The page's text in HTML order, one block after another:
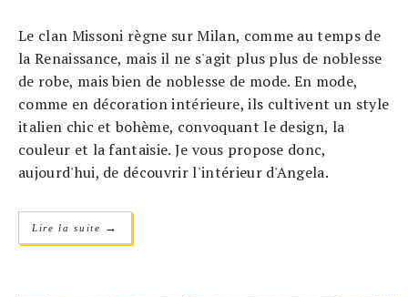
Le clan Missoni règne sur Milan, comme au temps de
la Renaissance, mais il ne s'agit plus plus de noblesse
de robe, mais bien de noblesse de mode. En mode,
comme en décoration intérieure, ils cultivent un style
italien chic et bohème, convoquant le design, la
couleur et la fantaisie. Je vous propose donc,
aujourd'hui, de découvrir l'intérieur d'Angela.
Lire la suite →